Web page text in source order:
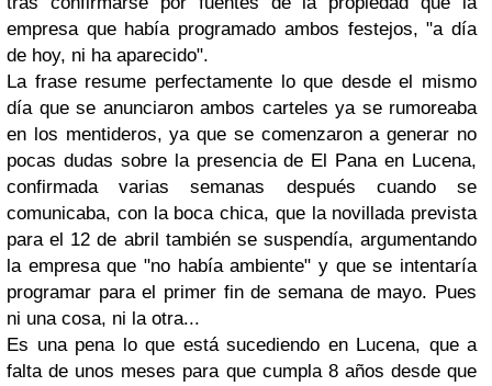
empresa que había programado ambos festejos, "a día
de hoy, ni ha aparecido".
La frase resume perfectamente lo que desde el mismo
día que se anunciaron ambos carteles ya se rumoreaba
en los mentideros, ya que se comenzaron a generar no
pocas dudas sobre la presencia de El Pana en Lucena,
confirmada varias semanas después cuando se
comunicaba, con la boca chica, que la novillada prevista
para el 12 de abril también se suspendía, argumentando
la empresa que "no había ambiente" y que se intentaría
programar para el primer fin de semana de mayo. Pues
ni una cosa, ni la otra...
Es una pena lo que está sucediendo en Lucena, que a
falta de unos meses para que cumpla 8 años desde que